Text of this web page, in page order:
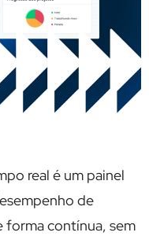
real é um painel
de
forma contínua, sem